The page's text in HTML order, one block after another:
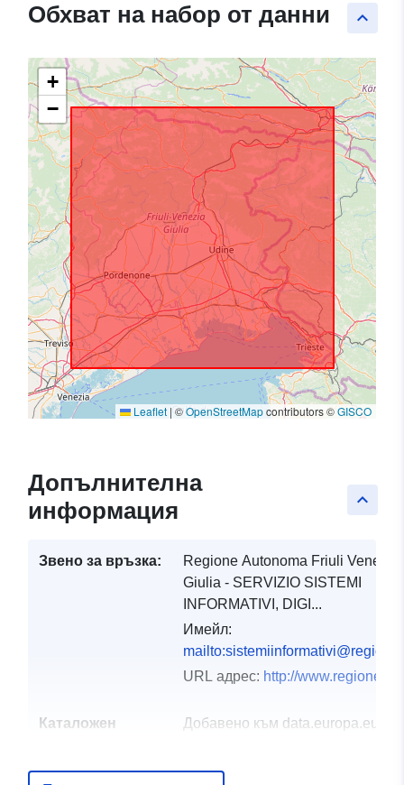
keyboard_arrow_up
Обхват на набор от данни
+
−
Leaflet |©OpenStreetMapcontributors ©GISCO
keyboard_arrow_up
Допълнителна
информация
Звено за връзка:
Regione Autonoma Friuli Venezia
Giulia - SERVIZIO SISTEMI
INFORMATIVI, DIGI...
Имейл:
URL адрес: http://
Каталожен
Добавено към data.europa.eu:
Актуализирана на